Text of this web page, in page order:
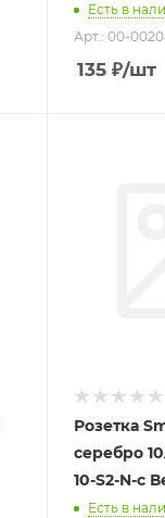
Есть в
Арт.: 00-
135 ₽/шт
Розетка
серебро
10-S2-N-c
Есть в